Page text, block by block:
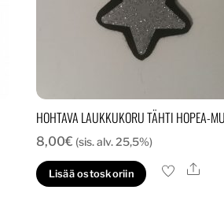
HOHTAVA LAUKKUKORU TÄHTI HOPEA-
8,00€ (sis. alv. 25,5%)
Lisää ostoskoriin Ale